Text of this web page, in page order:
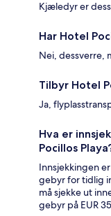
Kjæledyr er
Har Hotel
Nei, dessverre,
Tilbyr Hotel
Ja,
Hva er
Pocillos
Innsjekkingen
gebyr for tidlig
må sjekke ut
gebyr på EUR